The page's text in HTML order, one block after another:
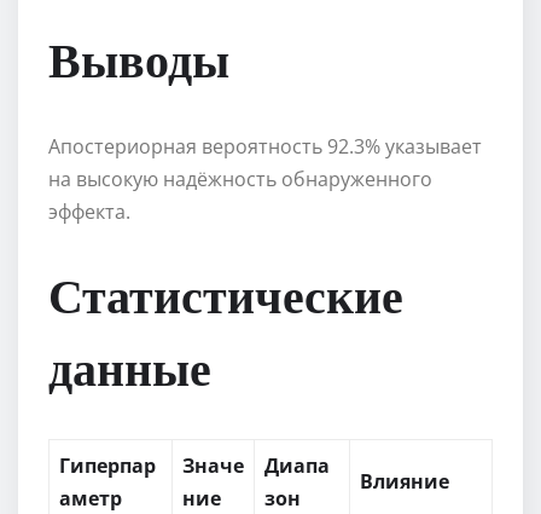
Выводы
Апостериорная вероятность 92.3% указывает
на высокую надёжность обнаруженного
эффекта.
Статистические
данные
Гиперпар
аметр
Значе
ние
Диапа
зон
Влияние